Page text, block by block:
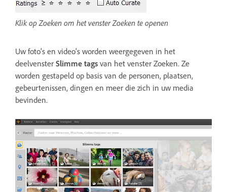
Klik op Zoeken om het venster Zoeken te openen
Uw foto's en video's worden weergegeven in het
deelvenster Slimme tags van het venster Zoeken. Ze
worden gestapeld op basis van de personen, plaatsen,
gebeurtenissen, dingen en meer die zich in uw media
bevinden.